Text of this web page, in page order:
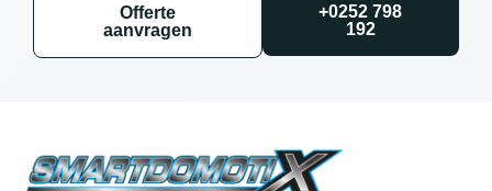
Offerte
aanvragen
+0252 798
192